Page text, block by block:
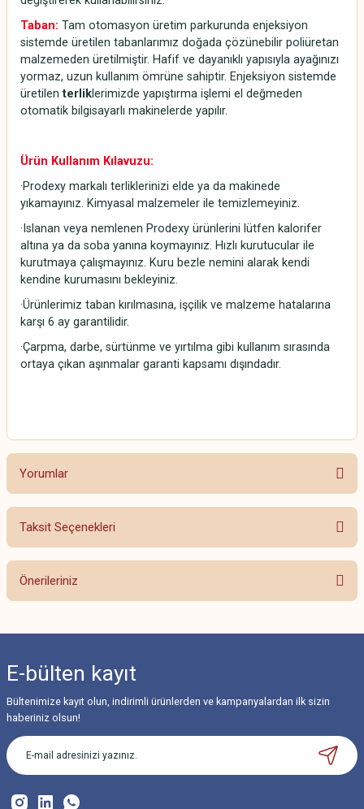
Taban: Tam otomasyon üretim parkurunda enjeksiyon
sistemde üretilen tabanlarımız doğada çözünebilir poliüretan
malzemeden üretilmiştir. Hafif ve dayanıklı yapısıyla ayağınızı
yormaz, uzun kullanım ömrüne sahiptir. Enjeksiyon sistemde
üretilenterliklerimizde yapıştırma işlemi el değmeden
otomatik bilgisayarlı makinelerde yapılır.
Ürün Kullanım Kılavuzu:
·Prodexy markalı terliklerinizi elde ya da makinede
yıkamayınız. Kimyasal malzemeler ile temizlemeyiniz.
·Islanan veya nemlenen Prodexy ürünlerini lütfen kalorifer
altına ya da soba yanına koymayınız. Hızlı kurutucular ile
kurutmaya çalışmayınız. Kuru bezle nemini alarak kendi
kendine kurumasını bekleyiniz.
·Ürünlerimiz taban kırılmasına, işçilik ve malzeme hatalarına
karşı 6 ay garantilidir.
·Çarpma, darbe, sürtünme ve yırtılma gibi kullanım sırasında
ortaya çıkan aşınmalar garanti kapsamı dışındadır.
Yorumlar
Bu ürüne ilk yorumu siz yapın!
Taksit Seçenekleri
Önerileriniz
Görüş ve önerileriniz için teşekkür ederiz.
Ürün resmi kalitesiz, bozuk veya görüntülenemiyor.
Ürün açıklamasında eksik bilgiler bulunuyor.
Ürün bilgilerinde hatalar bulunuyor.
Bu ürüne benzer farklı alternatifler olmalı.
E-bülten kayıt
Bültenimize kayıt olun, indirimli ürünlerden ve kampanyalardan ilk sizin
haberiniz olsun!